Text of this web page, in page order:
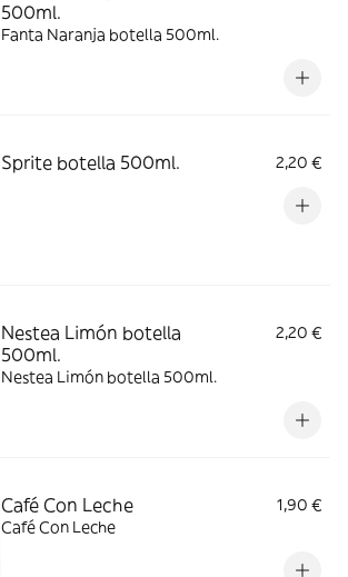
500ml.
Fanta Naranja botella 500ml.
Sprite botella 500ml. 2,20 €
Nestea Limón botella
500ml.
2,20 €
Nestea Limón botella 500ml.
Café Con Leche
1,90 €
Café Con Leche